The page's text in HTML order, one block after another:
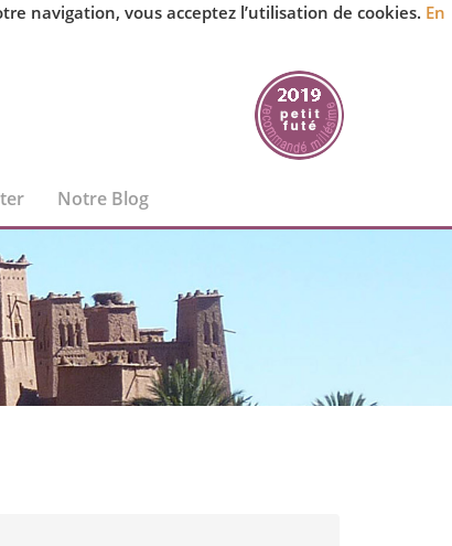
navigation, vous acceptez l’utilisation de cookies. En
Notre Blog